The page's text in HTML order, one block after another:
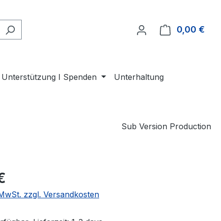
0,00 €
Unterstützung I Spenden Unterhaltung
Sub Version Production
zzgl. Versandkosten